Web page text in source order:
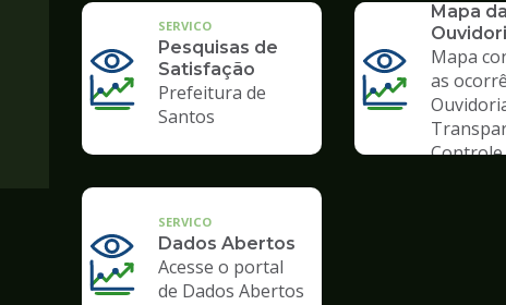
SERVICO
Pesquisas de
Satisfação
Prefeitura de
Santos
Mapa
Mapa
as
Controle
SERVICO
Dados Abertos
Acesse o portal
de Dados Abertos